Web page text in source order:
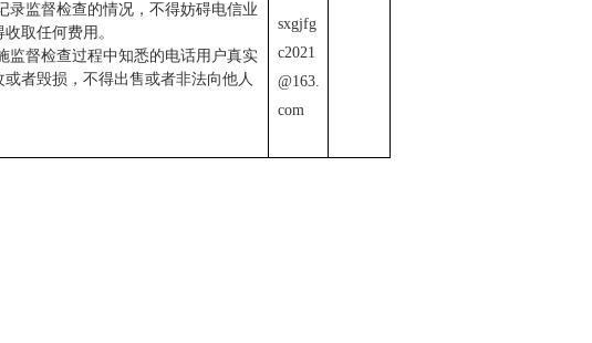
录监督检查的情况，不得妨碍电信业
收取任何费用。
监督检查过程中知悉的电话用户真实
者毁损，不得出售或者非法向他人
sxgjfg
c2021
@163.
com